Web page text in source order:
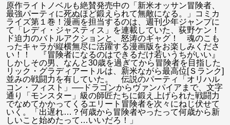
原作ライトノベルも絶賛発売中の「新米オッサン冒険者、
最強パーティに死ぬほど鍛えられて無敵になる。」コミカ
ライズ第１巻！漫画を担当するのは、週刊少年ジャンプに
て「レディ・ジャスティス」を連載していた、荻野ケン！
ド迫力のバトルアクションと、怒涛のギャグ！ 魂のこも
ったキャラが縦横無尽に活躍する漫画版をお楽しみくださ
い！！ 『冒険者になるのはできるだけ若いうちがいい』
しかしその男、なんと30歳を過ぎてから冒険者を目指した
リック・グラディアートルは、新米ながら最高位[Ｓランク]
並みの戦闘力を有していた。 伝説のパーティ「オリハル
コン・フィスト」──ドラゴンからヴァンパイアまで、文字
通り「モンスター」級の師匠たちに鍛え上げられた戦闘力
でなめてかかってくるエリート冒険者を次々にねじ伏せて
いく。「出遅れ…？何歳から冒険者やったって何歳から新
しいこと始めたって…いいだろ！」